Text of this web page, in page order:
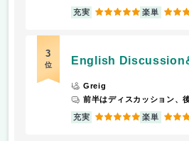
充実 5 楽単 5
3
位 English
Greig
充実 5 楽単 5